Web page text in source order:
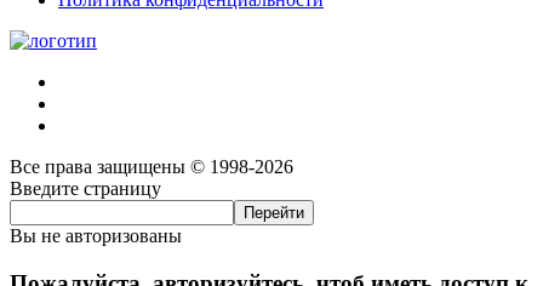
Все права защищены © 1998-2026
Введите страницу
Вы не авторизованы